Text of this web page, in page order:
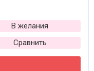
В желания
Сравнить